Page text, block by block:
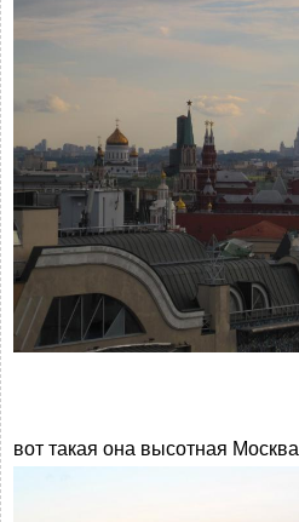
вот такая она высотная Москва